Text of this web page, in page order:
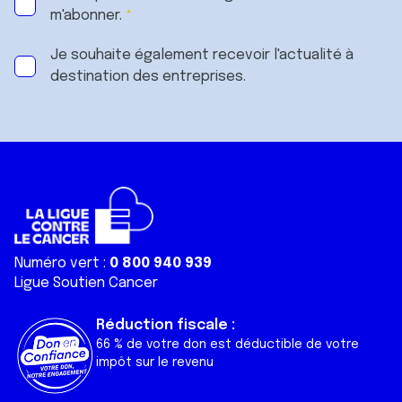
m'abonner.
Je souhaite également recevoir l'actualité à
destination des entreprises.
Numéro vert : 0 800 940 939
Ligue Soutien Cancer
Réduction fiscale :
66 % de votre don est déductible de votre
impôt sur le revenu